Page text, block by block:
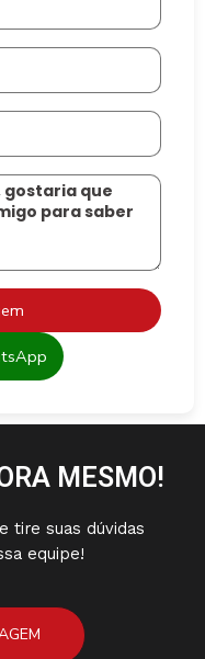
MESMO!
tire suas dúvidas
equipe!